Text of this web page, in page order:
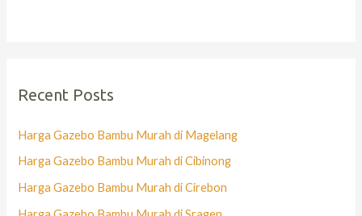
Recent Posts
Harga Gazebo Bambu Murah di Magelang
Harga Gazebo Bambu Murah di Cibinong
Harga Gazebo Bambu Murah di Cirebon